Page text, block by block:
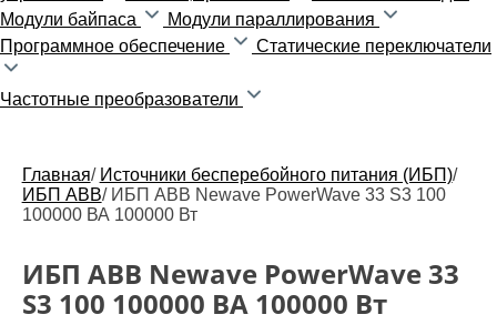
Модули байпаса
Модули параллирования
Программное обеспечение
Статические переключатели
Частотные преобразователи
Главная/ Источники бесперебойного питания (ИБП)/
ИБП ABB/ ИБП ABB Newave PowerWave 33 S3 100
100000 ВА 100000 Вт
ИБП ABB Newave PowerWave 33
S3 100 100000 ВА 100000 Вт